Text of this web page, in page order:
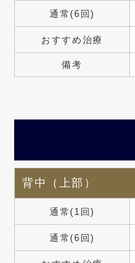
通常(6回)
おすすめ治療
備考
背中（上部）
通常(1回)
通常(6回)